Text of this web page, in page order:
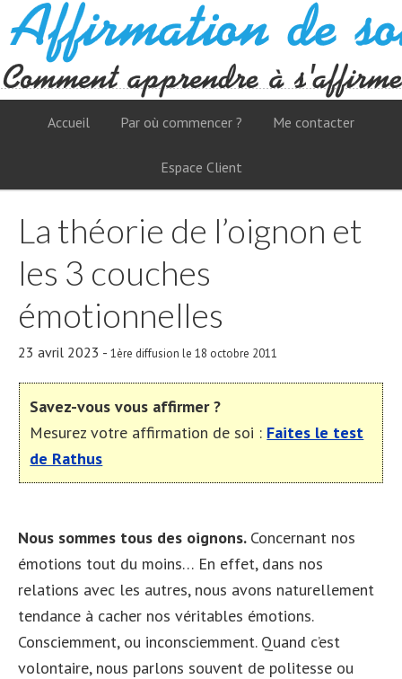
Accueil Par où commencer ? Me contacter
Espace Client
La théorie de l’oignon et
les 3 couches
émotionnelles
23 avril 2023 - 1ère diffusion le 18 octobre 2011
Savez-vous vous affirmer ?
Mesurez votre affirmation de soi : Faites le test
de Rathus
Nous sommes tous des oignons. Concernant nos
émotions tout du moins… En effet, dans nos
relations avec les autres, nous avons naturellement
tendance à cacher nos véritables émotions.
Consciemment, ou inconsciemment. Quand c’est
volontaire, nous parlons souvent de politesse ou